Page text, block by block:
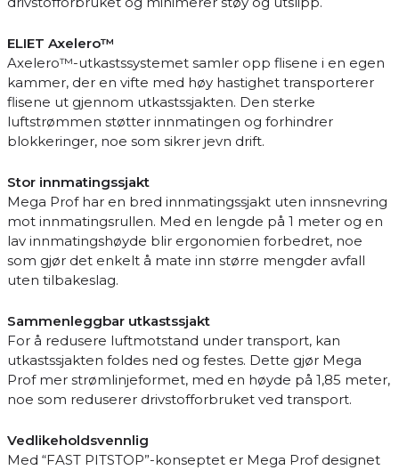
ELIET Axelero™
Axelero™-utkastssystemet samler opp flisene i en egen
kammer, der en vifte med høy hastighet transporterer
flisene ut gjennom utkastssjakten. Den sterke
luftstrømmen støtter innmatingen og forhindrer
blokkeringer, noe som sikrer jevn drift.
Stor innmatingssjakt
Mega Prof har en bred innmatingssjakt uten innsnevring
mot innmatingsrullen. Med en lengde på 1 meter og en
lav innmatingshøyde blir ergonomien forbedret, noe
som gjør det enkelt å mate inn større mengder avfall
uten tilbakeslag.
Sammenleggbar utkastssjakt
For å redusere luftmotstand under transport, kan
utkastssjakten foldes ned og festes. Dette gjør Mega
Prof mer strømlinjeformet, med en høyde på 1,85 meter,
noe som reduserer drivstofforbruket ved transport.
Vedlikeholdsvennlig
Med “FAST PITSTOP”-konseptet er Mega Prof designet